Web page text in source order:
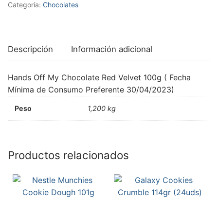
Categoría: Chocolates
Descripción Información adicional
Hands Off My Chocolate Red Velvet 100g ( Fecha
Mínima de Consumo Preferente 30/04/2023)
Peso 1,200 kg
Productos relacionados